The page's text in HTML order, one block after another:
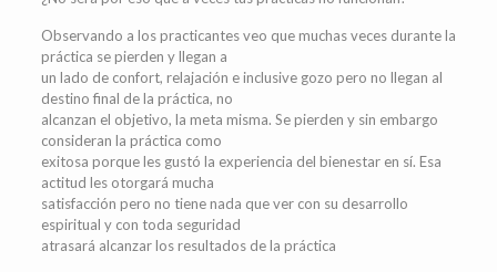
Observando a los practicantes veo que muchas veces durante la
práctica se pierden y llegan a
un lado de confort, relajación e inclusive gozo pero no llegan al
destino final de la práctica, no
alcanzan el objetivo, la meta misma. Se pierden y sin embargo
consideran la práctica como
exitosa porque les gustó la experiencia del bienestar en sí. Esa
actitud les otorgará mucha
satisfacción pero no tiene nada que ver con su desarrollo
espiritual y con toda seguridad
atrasará alcanzar los resultados de la práctica